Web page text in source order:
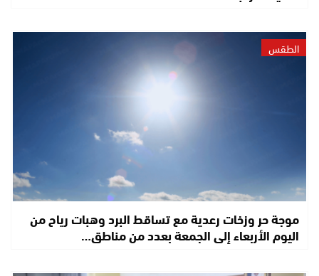
الطقس
موجة حر وزخات رعدية مع تساقط البرد وهبات رياح من
اليوم الأربعاء إلى الجمعة بعدد من مناطق…